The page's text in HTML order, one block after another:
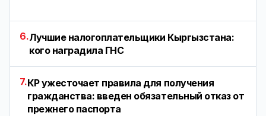
6.Лучшие налогоплательщики Кыргызстана:
кого наградила ГНС
7.КР ужесточает правила для получения
гражданства: введен обязательный отказ от
прежнего паспорта